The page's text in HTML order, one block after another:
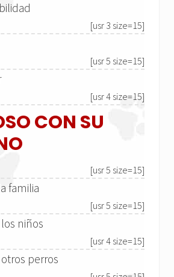
[usr 3 size=15]
[usr 5 size=15]
[usr 4 size=15]
CON SU
[usr 5 size=15]
familia
[usr 5 size=15]
niños
[usr 4 size=15]
perros